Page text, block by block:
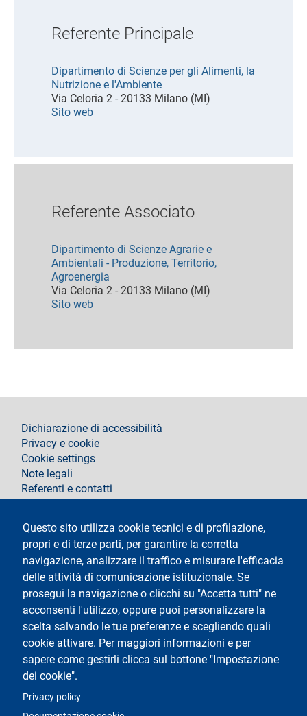
Referente Principale
Dipartimento di Scienze per gli Alimenti, la
Nutrizione e l'Ambiente
Via Celoria 2 - 20133 Milano (MI)
Sito web
Referente Associato
Dipartimento di Scienze Agrarie e
Ambientali - Produzione, Territorio,
Agroenergia
Via Celoria 2 - 20133 Milano (MI)
Sito web
Questo sito utilizza cookie tecnici e di profilazione,
propri e di terze parti, per garantire la corretta
navigazione, analizzare il traffico e misurare l'efficacia
delle attività di comunicazione istituzionale. Se
prosegui la navigazione o clicchi su "Accetta tutti" ne
acconsenti l'utilizzo, oppure puoi personalizzare la
scelta salvando le tue preferenze e scegliendo quali
cookie attivare. Per maggiori informazioni e per
sapere come gestirli clicca sul bottone "Impostazione
dei cookie".
Privacy policy
footer
Dichiarazione di accessibilità
Privacy e cookie
Cookie settings
Note legali
Referenti e contatti
Testo
Università degli Studi di Milano
Via Festa del Perdono 7 - 20122 Milano
Tel.+39 02 5032 5032
Posta elettronica certificata
Logo